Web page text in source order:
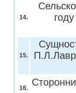
14.
15.
16.